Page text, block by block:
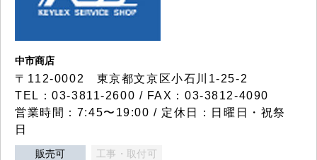
中市商店
〒112-0002 東京都文京区小石川1-25-2
TEL：03-3811-2600 / FAX：03-3812-4090
営業時間：7:45〜19:00 / 定休日：日曜日・祝祭
日
販売可 工事・取付可